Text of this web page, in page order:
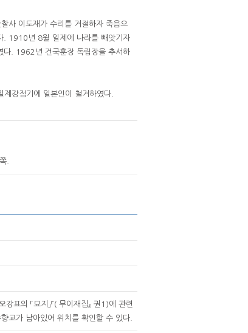
사 이도재가 수리를 거절하자 죽음으
. 1910년 8월 일제에 나라를 빼앗기자
다. 1962년 건국훈장 독립장을 추서하
강점기에 일본인이 철거하였다.
.
표의 「묘지」『( 무이재집』 권1)에 관련
교가 남아있어 위치를 확인할 수 있다.